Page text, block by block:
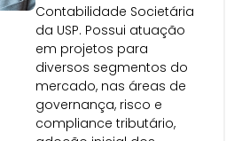
Contabilidade Societária
da USP. Possui atuação
em projetos para
diversos segmentos do
mercado, nas áreas de
governança, risco e
compliance tributário,